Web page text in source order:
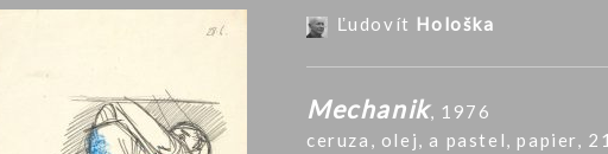
Ľudovít Hološka
Mechanik, 1976
ceruza, olej, a pastel,papier,